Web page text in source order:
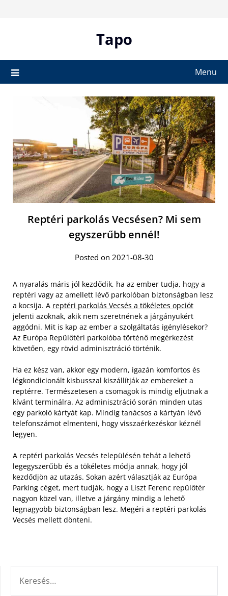
Tapo
Menu
Reptéri parkolás Vecsésen? Mi sem
egyszerűbb ennél!
Posted on 2021-08-30
A nyaralás máris jól kezdődik, ha az ember tudja, hogy a
reptéri vagy az amellett lévő parkolóban biztonságban lesz
a kocsija. A reptéri parkolás Vecsés a tökéletes opciót
jelenti azoknak, akik nem szeretnének a járgányukért
aggódni. Mit is kap az ember a szolgáltatás igénylésekor?
Az Európa Repülőtéri parkolóba történő megérkezést
követően, egy rövid adminisztráció történik.
Ha ez kész van, akkor egy modern, igazán komfortos és
légkondicionált kisbusszal kiszállítják az embereket a
reptérre. Természetesen a csomagok is mindig eljutnak a
kívánt terminálra. Az adminisztráció során minden utas
egy parkoló kártyát kap. Mindig tanácsos a kártyán lévő
telefonszámot elmenteni, hogy visszaérkezéskor kéznél
legyen.
A reptéri parkolás Vecsés településén tehát a lehető
legegyszerűbb és a tökéletes módja annak, hogy jól
kezdődjön az utazás. Sokan azért választják az Európa
Parking céget, mert tudják, hogy a Liszt Ferenc repülőtér
nagyon közel van, illetve a járgány mindig a lehető
legnagyobb biztonságban lesz. Megéri a reptéri parkolás
Vecsés mellett dönteni.